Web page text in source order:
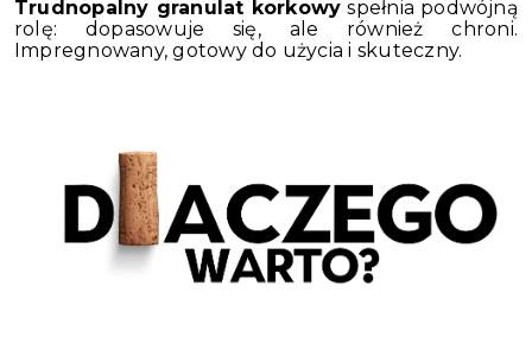
Trudnopalny granulat korkowy spełnia podwójną
rolę: dopasowuje się, ale również chroni.
Impregnowany, gotowy do użycia i skuteczny.